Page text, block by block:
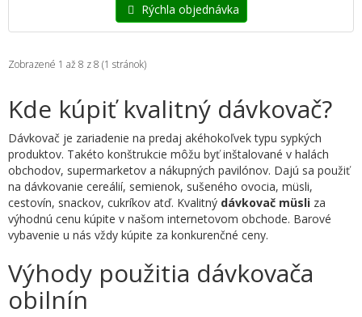
Rýchla objednávka
Zobrazené 1 až 8 z 8 (1 stránok)
Kde kúpiť kvalitný dávkovač?
Dávkovač je zariadenie na predaj akéhokoľvek typu sypkých
produktov. Takéto konštrukcie môžu byť inštalované v halách
obchodov, supermarketov a nákupných pavilónov. Dajú sa použiť
na dávkovanie cereálií, semienok, sušeného ovocia, müsli,
cestovín, snackov, cukríkov atď. Kvalitný dávkovač müsli za
výhodnú cenu kúpite v našom internetovom obchode. Barové
vybavenie u nás vždy kúpite za konkurenčné ceny.
Výhody použitia dávkovača
obilnín